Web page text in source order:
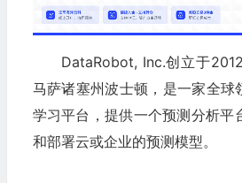
DataRobot, Inc.创立于
马萨诸塞州波士顿，是一家全球
学习平台，提供一个预测分析平
和部署云或企业的预测模型。